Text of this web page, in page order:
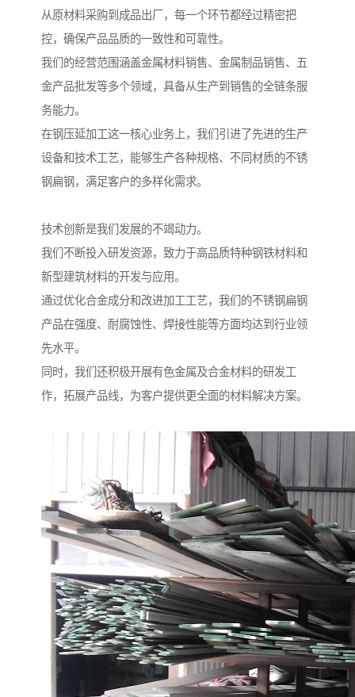
从原材料采购到成品出厂，每一个环节都经过精密把
控，确保产品品质的一致性和可靠性。
我们的经营范围涵盖金属材料销售、金属制品销售、五
金产品批发等多个领域，具备从生产到销售的全链条服
务能力。
在钢压延加工这一核心业务上，我们引进了先进的生产
设备和技术工艺，能够生产各种规格、不同材质的不锈
钢扁钢，满足客户的多样化需求。
技术创新是我们发展的不竭动力。
我们不断投入研发资源，致力于高品质特种钢铁材料和
新型建筑材料的开发与应用。
通过优化合金成分和改进加工工艺，我们的不锈钢扁钢
产品在强度、耐腐蚀性、焊接性能等方面均达到行业领
先水平。
同时，我们还积极开展有色金属及合金材料的研发工
作，拓展产品线，为客户提供更全面的材料解决方案。